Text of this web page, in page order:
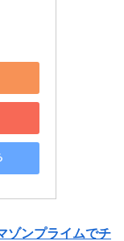
ゾンプライムでチ